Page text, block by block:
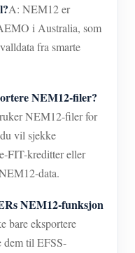
A: NEM12 er
i Australia, som
fra smarte
NEM12-filer?
NEM12-filer for
vil sjekke
FIT-kreditter eller
data.
NEM12-funksjon
eksportere
dem til EFSS-